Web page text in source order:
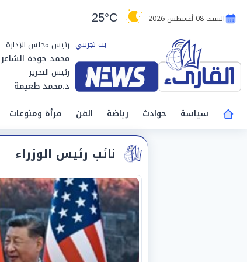
السبت 08 أغسطس 2026 25°C
رئيس مجلس الإدارة
محمد جودة الشاعر
رئيس التحرير
د.محمد طعيمة
سياسة
حوادث رياضة الفن مرأة ومنوعات
نائب رئيس الوزراء